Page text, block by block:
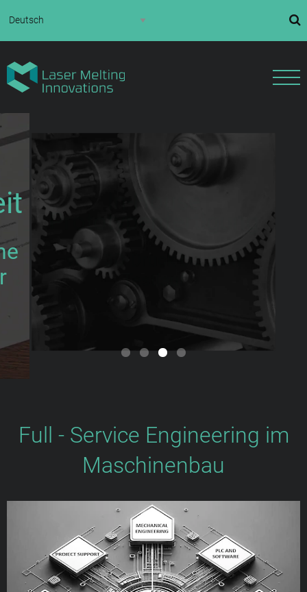
In-House
Prototypenfertigung
vom 3D-Druck bis zum
Testlauf
Full - Service Engineering im
Maschinenbau